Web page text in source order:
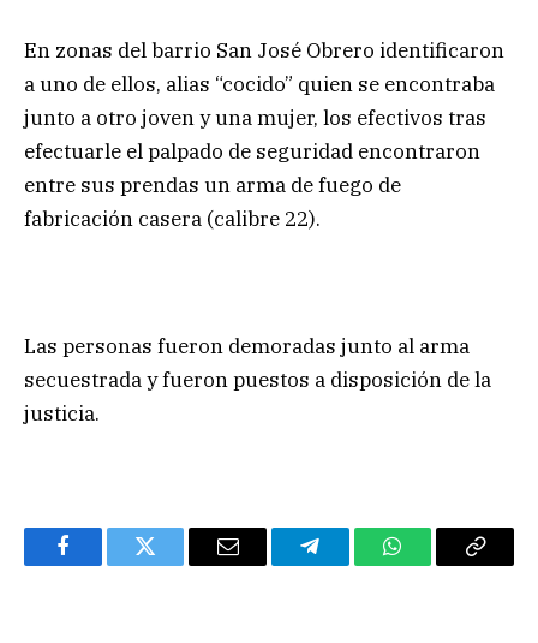
En zonas del barrio San José Obrero identificaron
a uno de ellos, alias “cocido” quien se encontraba
junto a otro joven y una mujer, los efectivos tras
efectuarle el palpado de seguridad encontraron
entre sus prendas un arma de fuego de
fabricación casera (calibre 22).
Las personas fueron demoradas junto al arma
secuestrada y fueron puestos a disposición de la
justicia.
FacebookTwitter Email TelegramWhatsAppCopy